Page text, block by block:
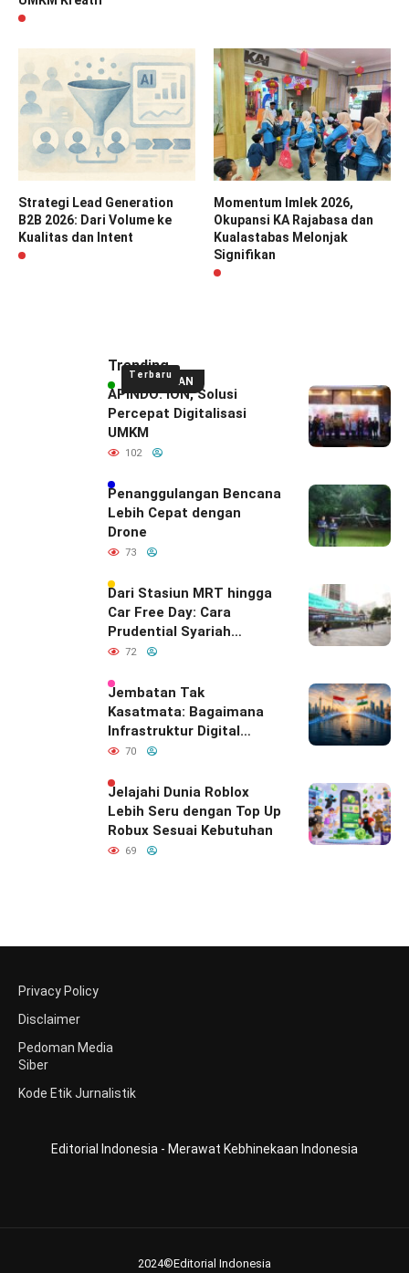
Strategi Lead Generation
B2B 2026: Dari Volume ke
Kualitas dan Intent
Momentum Imlek 2026,
Okupansi KA Rajabasa dan
Kualastabas Melonjak
Signifikan
UNGGULAN
Terbaru
Trending
APINDO: ION, Solusi
Percepat Digitalisasi
UMKM
102
Penanggulangan Bencana
Lebih Cepat dengan
Drone
73
Dari Stasiun MRT hingga
Car Free Day: Cara
Prudential Syariah
Merayakan yang Nomor
Indonesia
72
Jembatan Tak
Kasatmata: Bagaimana
Infrastruktur Digital
Diam-Diam
Hubungan Indonesia–
India
70
Jelajahi Dunia Roblox
Lebih Seru dengan Top Up
Robux Sesuai Kebutuhan
69
Privacy Policy
Disclaimer
Pedoman Media
Siber
Kode Etik Jurnalistik
Editorial Indonesia - Merawat Kebhinekaan Indonesia
2024©Editorial Indonesia